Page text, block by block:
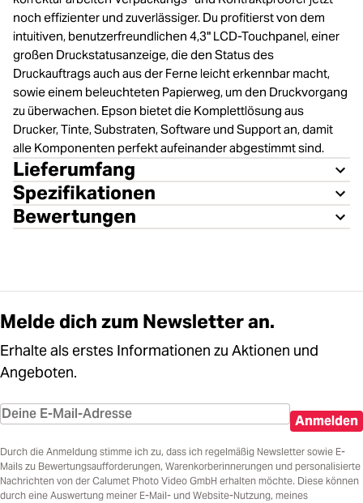
noch effizienter und zuverlässiger. Du profitierst von dem
intuitiven, benutzerfreundlichen 4,3" LCD-Touchpanel, einer
großen Druckstatusanzeige, die den Status des
Druckauftrags auch aus der Ferne leicht erkennbar macht,
sowie einem beleuchteten Papierweg, um den Druckvorgang
zu überwachen. Epson bietet die Komplettlösung aus
Drucker, Tinte, Substraten, Software und Support an, damit
alle Komponenten perfekt aufeinander abgestimmt sind.
Lieferumfang
Spezifikationen
Bewertungen
Melde dich zum Newsletter an.
Erhalte als erstes Informationen zu Aktionen und
Angeboten.
Anmelden
Durch die Anmeldung stimme ich zu, dass ich regelmäßig Newsletter sowie E-
Mails zu Bewertungsaufforderungen, Warenkorberinnerungen und personalisierte
Nachrichten von der Calumet Photo Video GmbH erhalten möchte. Diese können
durch eine Auswertung meiner E-Mail- und Website-Nutzung, meines